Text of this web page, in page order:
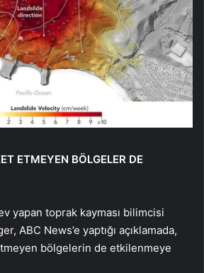
ETMEYEN BÖLGELER DE
yapan toprak kayması bilimcisi
ABC News’e yaptığı açıklamada,
bölgelerin de etkilenmeye